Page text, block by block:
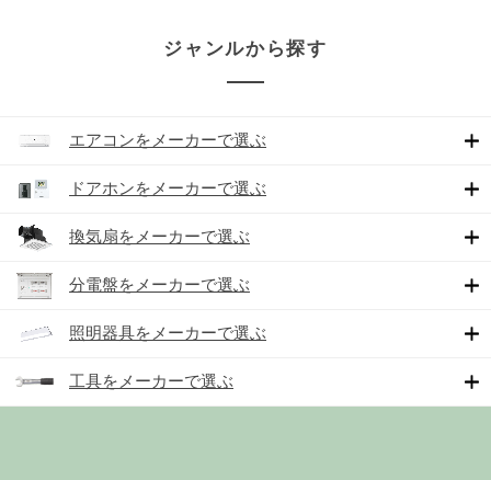
ジャンルから探す
エアコンをメーカーで選ぶ
ドアホンをメーカーで選ぶ
換気扇をメーカーで選ぶ
分電盤をメーカーで選ぶ
照明器具をメーカーで選ぶ
工具をメーカーで選ぶ